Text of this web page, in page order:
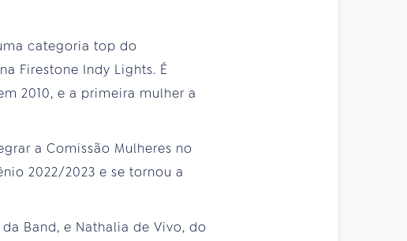
categoria top do
Firestone Indy Lights. É
2010, e a primeira mulher a
a Comissão Mulheres no
2022/2023 e se tornou a
Band, e Nathalia de Vivo, do